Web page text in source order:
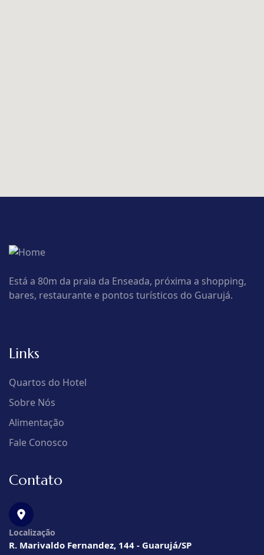
Está a 80m da praia da Enseada, próxima a shopping,
bares, restaurante e pontos turísticos do Guarujá.
Links
Quartos do Hotel
Sobre Nós
Alimentação
Fale Conosco
Contato
Localização
R. Marivaldo Fernandez, 144 - Guarujá/SP